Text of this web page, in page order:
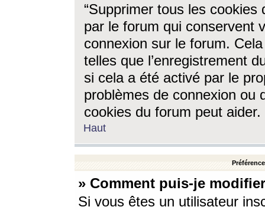
“Supprimer tous les cookies
par le forum qui conservent
connexion sur le forum.
telles que l’enregistrement
si cela a été activé par le
problèmes de connexion ou
cookies du forum peut aider.
Haut
» Comment puis-je
Si vous êtes un utilisateur